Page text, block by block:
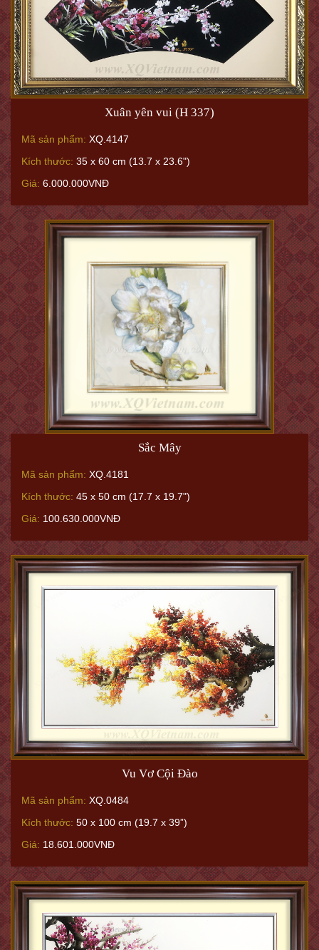
Xuân yên vui (H 337)
Mã sản phẩm: XQ.4147
Kích thước: 35 x 60 cm (13.7 x 23.6")
Giá: 6.000.000VNĐ
Sắc Mây
Mã sản phẩm: XQ.4181
Kích thước: 45 x 50 cm (17.7 x 19.7")
Giá: 100.630.000VNĐ
Vu Vơ Cội Đào
Mã sản phẩm: XQ.0484
Kích thước: 50 x 100 cm (19.7 x 39”)
Giá: 18.601.000VNĐ